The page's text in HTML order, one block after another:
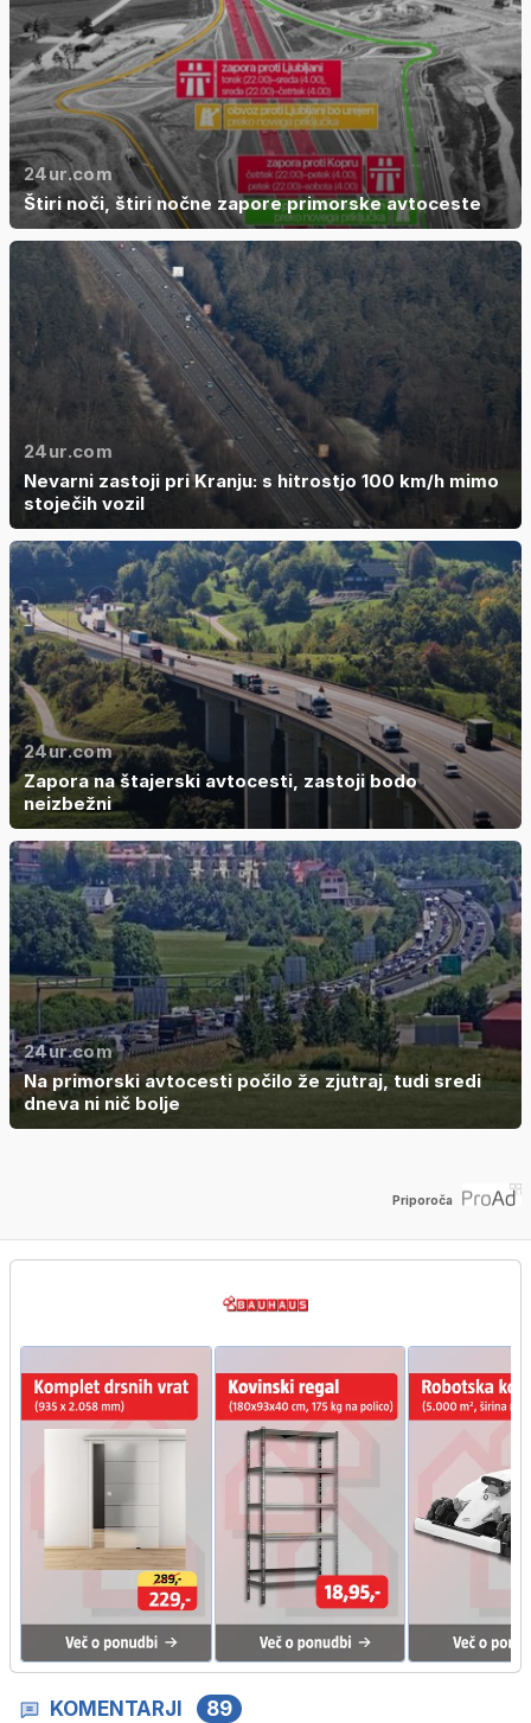
24ur.com
Štiri noči, štiri nočne zapore primorske avtoceste
24ur.com
Nevarni zastoji pri Kranju: s hitrostjo 100 km/h mimo
stoječih vozil
24ur.com
Zapora na štajerski avtocesti, zastoji bodo
neizbežni
24ur.com
Na primorski avtocesti počilo že zjutraj, tudi sredi
dneva ni nič bolje
Priporoča
KOMENTARJI 89